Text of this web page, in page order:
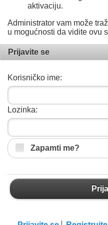
aktivaciju.
Administrator vam može
u mogućnosti da vidite ovu
Prijavite se
Korisničko ime:
Lozinka:
Zapamti me?